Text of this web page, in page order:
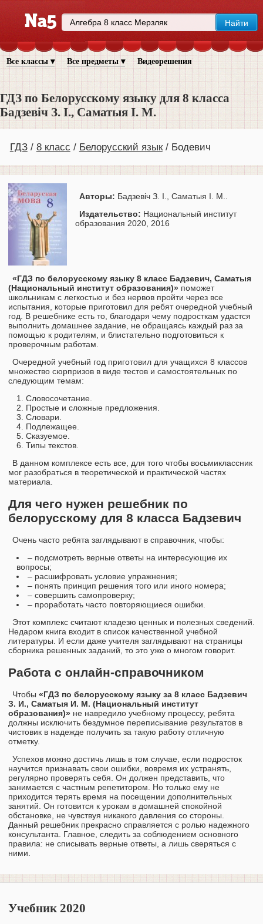
Все классы ▾ Все предметы ▾ Видеорешения
ГДЗ по Белорусскому языку для 8 класса
Бадзевіч З. І., Саматыя І. М.
ГДЗ 8 класс Белорусский язык Бодевич
Авторы: Бадзевіч З. І., Саматыя І. М..
Издательство: Национальный институт
образования 2020, 2016
«ГДЗ по белорусскому языку 8 класс Бадзевич, Саматыя
(Национальный институт образования)» поможет
школьникам с легкостью и без нервов пройти через все
испытания, которые приготовил для ребят очередной учебный
год. В решебнике есть то, благодаря чему подросткам удастся
выполнить домашнее задание, не обращаясь каждый раз за
помощью к родителям, и блистательно подготовиться к
проверочным работам.
Очередной учебный год приготовил для учащихся 8 классов
множество сюрпризов в виде тестов и самостоятельных по
следующим темам:
Словосочетание.
Простые и сложные предложения.
Словари.
Подлежащее.
Сказуемое.
Типы текстов.
В данном комплексе есть все, для того чтобы восьмиклассник
мог разобраться в теоретической и практической частях
материала.
Для чего нужен решебник по
белорусскому для 8 класса Бадзевич
Очень часто ребята заглядывают в справочник, чтобы:
– подсмотреть верные ответы на интересующие их
вопросы;
– расшифровать условие упражнения;
– понять принцип решения того или иного номера;
– совершить самопроверку;
– проработать часто повторяющиеся ошибки.
Этот комплекс считают кладезю ценных и полезных сведений.
Недаром книга входит в список качественной учебной
литературы. И если даже учителя заглядывают на страницы
сборника решенных заданий, то это уже о многом говорит.
Работа с онлайн-справочником
Чтобы «ГДЗ по белорусскому языку за 8 класс Бадзевич
З. И., Саматыя И. М. (Национальный институт
образования)» не навредило учебному процессу, ребята
должны исключить бездумное переписывание результатов в
чистовик в надежде получить за такую работу отличную
отметку.
Успехов можно достичь лишь в том случае, если подросток
научится признавать свои ошибки, вовремя их устранять,
регулярно проверять себя. Он должен представить, что
занимается с частным репетитором. Но только ему не
приходится терять время на посещении дополнительных
занятий. Он готовится к урокам в домашней спокойной
обстановке, не чувствуя никакого давления со стороны.
Данный решебник прекрасно справляется с ролью надежного
консультанта. Главное, следить за соблюдением основного
правила: не списывать верные ответы, а лишь сверяться с
ними.
Учебник 2020